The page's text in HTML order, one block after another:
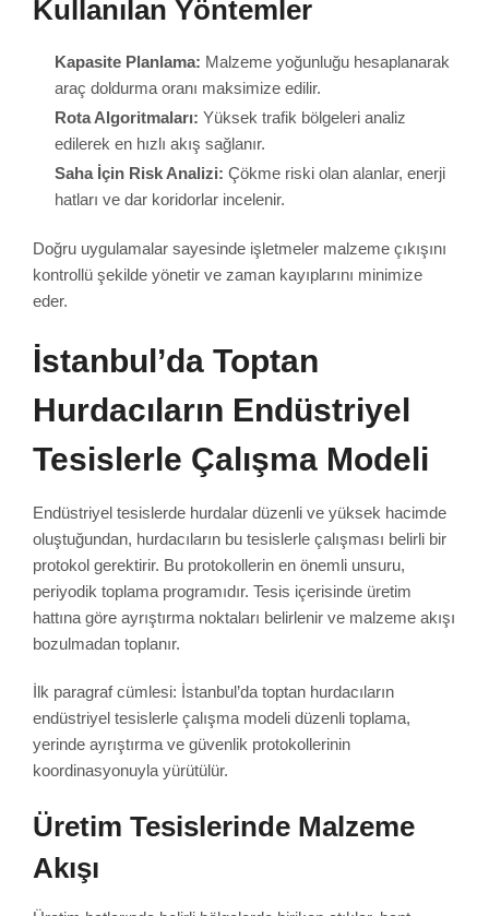
Kullanılan Yöntemler
Kapasite Planlama: Malzeme yoğunluğu hesaplanarak
araç doldurma oranı maksimize edilir.
Rota Algoritmaları: Yüksek trafik bölgeleri analiz
edilerek en hızlı akış sağlanır.
Saha İçin Risk Analizi: Çökme riski olan alanlar, enerji
hatları ve dar koridorlar incelenir.
Doğru uygulamalar sayesinde işletmeler malzeme çıkışını
kontrollü şekilde yönetir ve zaman kayıplarını minimize
eder.
İstanbul’da Toptan
Hurdacıların Endüstriyel
Tesislerle Çalışma Modeli
Endüstriyel tesislerde hurdalar düzenli ve yüksek hacimde
oluştuğundan, hurdacıların bu tesislerle çalışması belirli bir
protokol gerektirir. Bu protokollerin en önemli unsuru,
periyodik toplama programıdır. Tesis içerisinde üretim
hattına göre ayrıştırma noktaları belirlenir ve malzeme akışı
bozulmadan toplanır.
İlk paragraf cümlesi: İstanbul’da toptan hurdacıların
endüstriyel tesislerle çalışma modeli düzenli toplama,
yerinde ayrıştırma ve güvenlik protokollerinin
koordinasyonuyla yürütülür.
Üretim Tesislerinde Malzeme
Akışı